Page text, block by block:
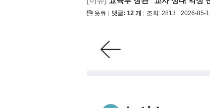
읏큐 댓글: 12 개 조회: 2813 2026-05-